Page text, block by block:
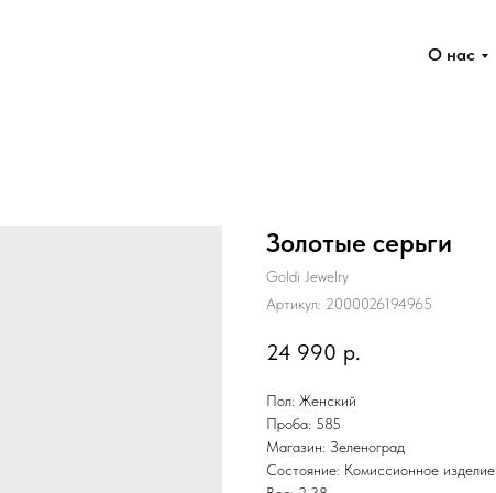
О нас
Золотые серьги
Goldi Jewelry
Артикул: 2000026194965
24 990 р.
Пол: Женский
Проба: 585
Магазин: Зеленоград
Состояние: Комиссионное изделие